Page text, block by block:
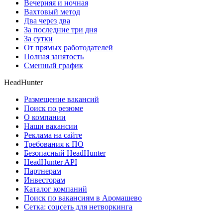
Вечерняя и ночная
Вахтовый метод
Два через два
За последние три дня
За сутки
От прямых работодателей
Полная занятость
Сменный график
HeadHunter
Размещение вакансий
Поиск по резюме
О компании
Наши вакансии
Реклама на сайте
Требования к ПО
Безопасный HeadHunter
HeadHunter API
Партнерам
Инвесторам
Каталог компаний
Поиск по вакансиям в Аромашево
Сетка: соцсеть для нетворкинга